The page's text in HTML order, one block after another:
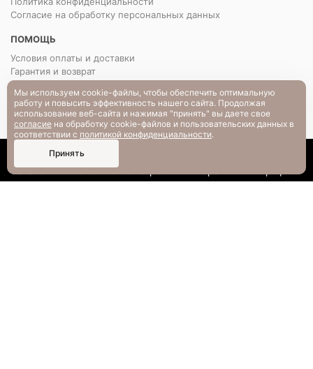
Каталог Поиск
Согласие на обработку персональных данных
ПОМОЩЬ
Условия оплаты и доставки
Гарантия и возврат
РАЗМЕРНАЯ СЕТКА
Вопрос-ответ
Мы используем cookie-файлы, чтобы обеспечить оптимальную
работу и повысить эффективность нашего сайта. Продолжая
использование веб-сайта и нажимая "принять" вы даете свое
согласие на обработку cookie-файлов и пользовательских данных в
соответствии с политикой конфиденциальности.
Принять